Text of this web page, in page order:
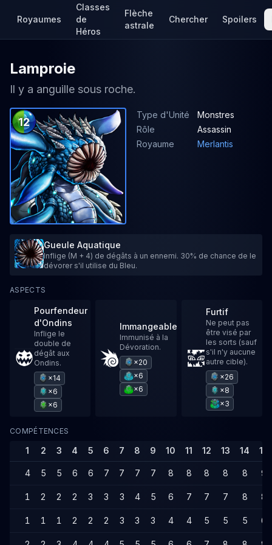
Royaumes
Classes
de
Héros
Flèche
astrale
Chercher Spoilers
Lamproie
Il y a anguille sous roche.
12
Type d'Unité
Monstres
Rôle
Assassin
Royaume
Merlantis
Gueule Aquatique
Inflige (M + 4) de dégâts à un ennemi. 30% de chance de le
dévorer s'il utilise du Bleu.
ASPECTS
Pourfendeur
d'Ondins
Inflige le
double de
dégât aux
Ondins.
×14
×6
×6
Immangeable
Immunisé à la
Dévoration.
×20
×6
×6
Furtif
Ne peut pas
être visé par
les sorts (sauf
s'il n'y aucune
autre cible).
×26
×8
×3
COMPÉTENCES
1 2 3 4 5 6 7 8 9 10 11 12 13 14 15
4 5 5 6 6 7 7 7 7 8 8 8 8 8 9
1 2 2 2 3 3 3 4 5 6 7 7 7 8 8
1 1 1 2 2 2 3 3 3 4 4 5 5 5 6